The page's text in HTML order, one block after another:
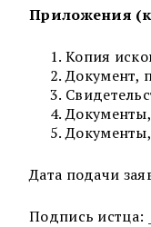
Приложения
Копия
Документ,
Дата подачи
Подпись истца: